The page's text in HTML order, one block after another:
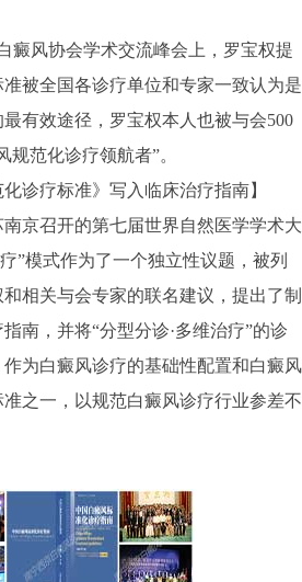
风协会学术交流峰会上，罗宝权提
被全国各诊疗单位和专家一致认为是
有效途径，罗宝权本人也被与会500
规范化诊疗领航者”。
疗标准》写入临床治疗指南】
京召开的第七届世界自然医学学术大
”模式作为了一个独立性议题，被列
相关与会专家的联名建议，提出了制
南，并将“分型分诊·多维治疗”的诊
为白癜风诊疗的基础性配置和白癜风
之一，以规范白癜风诊疗行业参差不